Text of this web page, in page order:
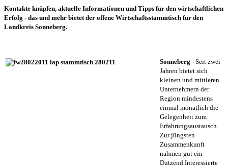
Kontakte knüpfen, aktuelle Informationen und Tipps für den wirtschaftlichen
Erfolg - das und mehr bietet der offene Wirtschaftsstammtisch für den
Landkreis Sonneberg.
Sonneberg - Seit zwei
Jahren bietet sich
kleinen und mittleren
Unternehmern der
Region mindestens
einmal monatlich die
Gelegenheit zum
Erfahrungsaustausch.
Zur jüngsten
Zusammenkunft
nahmen gut ein
Dutzend Interessierte